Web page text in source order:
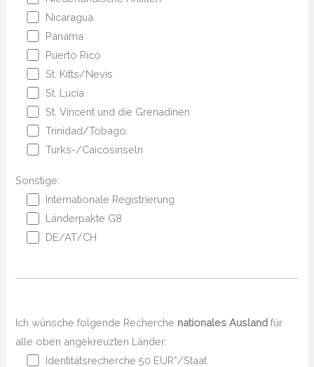
Nicaragua
Panama
Puerto Rico
St. Kitts/Nevis
St. Lucia
St. Vincent und die Grenadinen
Trinidad/Tobago
Turks-/Caicosinseln
Sonstige:
Internationale Registrierung
Länderpakte G8
DE/AT/CH
Ich wünsche folgende Recherche nationales Ausland für
alle oben angekreuzten Länder:
Identitätsrecherche 50 EUR*/Staat